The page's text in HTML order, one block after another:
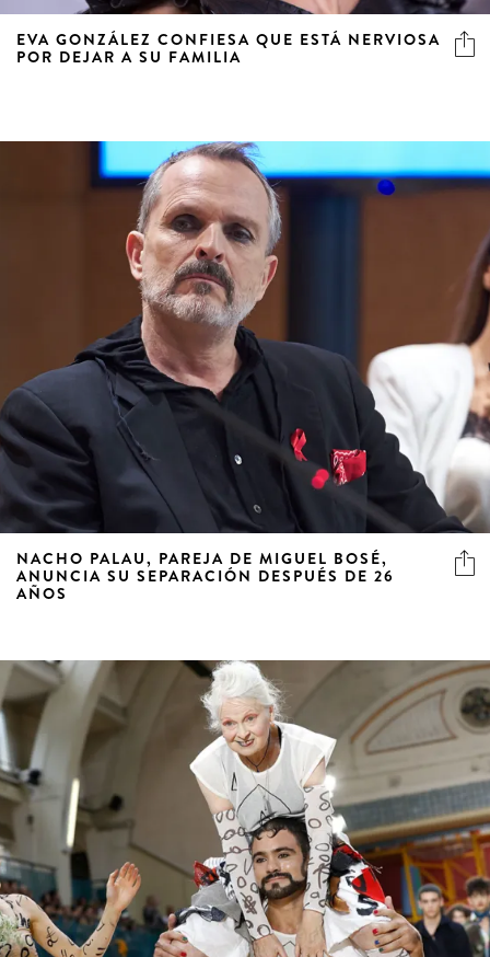
EVA GONZÁLEZ CONFIESA QUE ESTÁ NERVIOSA
POR DEJAR A SU FAMILIA
NACHO PALAU, PAREJA DE MIGUEL BOSÉ,
ANUNCIA SU SEPARACIÓN DESPUÉS DE 26
AÑOS